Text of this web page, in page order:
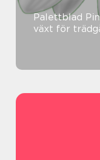
Palettblad
växt för